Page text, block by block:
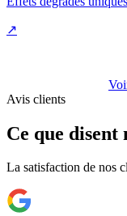
↗
Avis clients
Ce que disent
La satisfaction de nos